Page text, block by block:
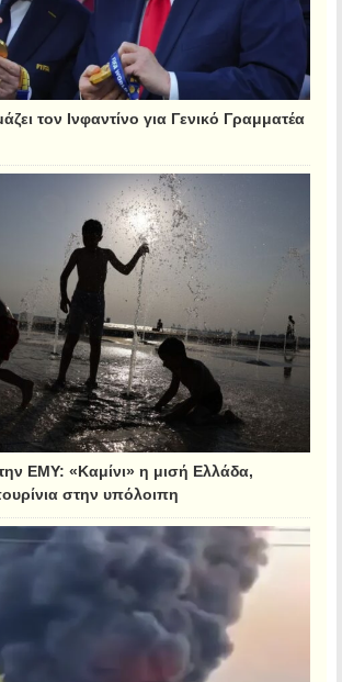
τον Ινφαντίνο για Γενικό Γραμματέα
ΕΜΥ: «Καμίνι» η μισή Ελλάδα,
στην υπόλοιπη